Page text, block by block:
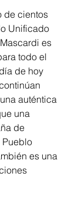
de cientos
Unificado
es
todo el
de hoy
auténtica
una
de
Pueblo
es una